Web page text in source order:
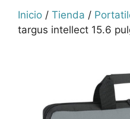
Inicio / Tienda /
targus intellect 15.6